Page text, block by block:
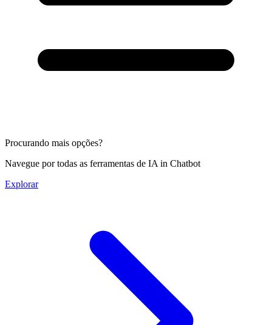
Procurando mais opções?
Navegue por todas as ferramentas de IA in Chatbot
Explorar